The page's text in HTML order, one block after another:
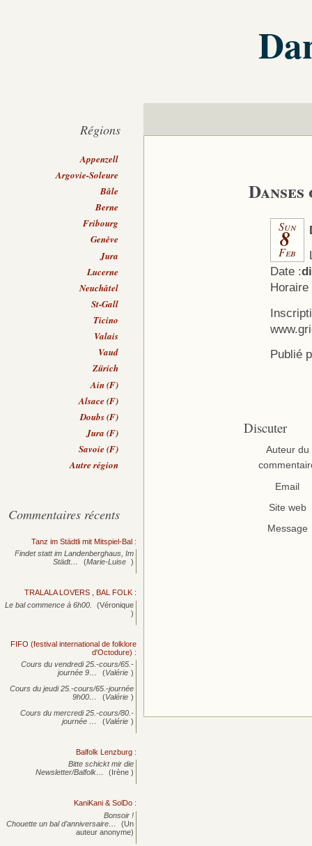
Sun
8
Feb
Date :
Publié
Discuter
Auteur du
Email
Site web
Message
Régions
Appenzell
Argovie-Soleure
Bâle
Berne
Fribourg
Genève
Jura
Lucerne
Neuchâtel
St-Gall
Ticino
Valais
Vaud
Zürich
Ain (F)
Alsace (F)
Doubs (F)
Jura (F)
Savoie (F)
Autre région
Commentaires récents
Tanz im Städtli mit Mitspiel-Bal :
Findet statt im Landenberghaus, Im
Städt…
(Marie-Luise )
TRALALA LOVERS , BAL FOLK :
Le bal commence à 6h00.
(Véronique
)
FIFO (festival international de folklore
d'Octodure) :
Cours du vendredi 25.-cours/65.-
journée 9… (Valérie )
Cours du jeudi 25.-cours/65.-journée
9h00…
(Valérie )
Cours du mercredi 25.-cours/80.-
journée … (Valérie )
Balfolk Lenzburg :
Bitte schickt mir die
Newsletter/Balfolk…
(Irène )
KaniKani & SolDo :
Bonsoir !
Chouette un bal d’anniversaire…
(Un
auteur anonyme)